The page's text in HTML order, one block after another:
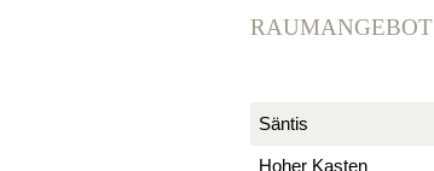
RAUMANGEBOT
Säntis
Hoher Kasten